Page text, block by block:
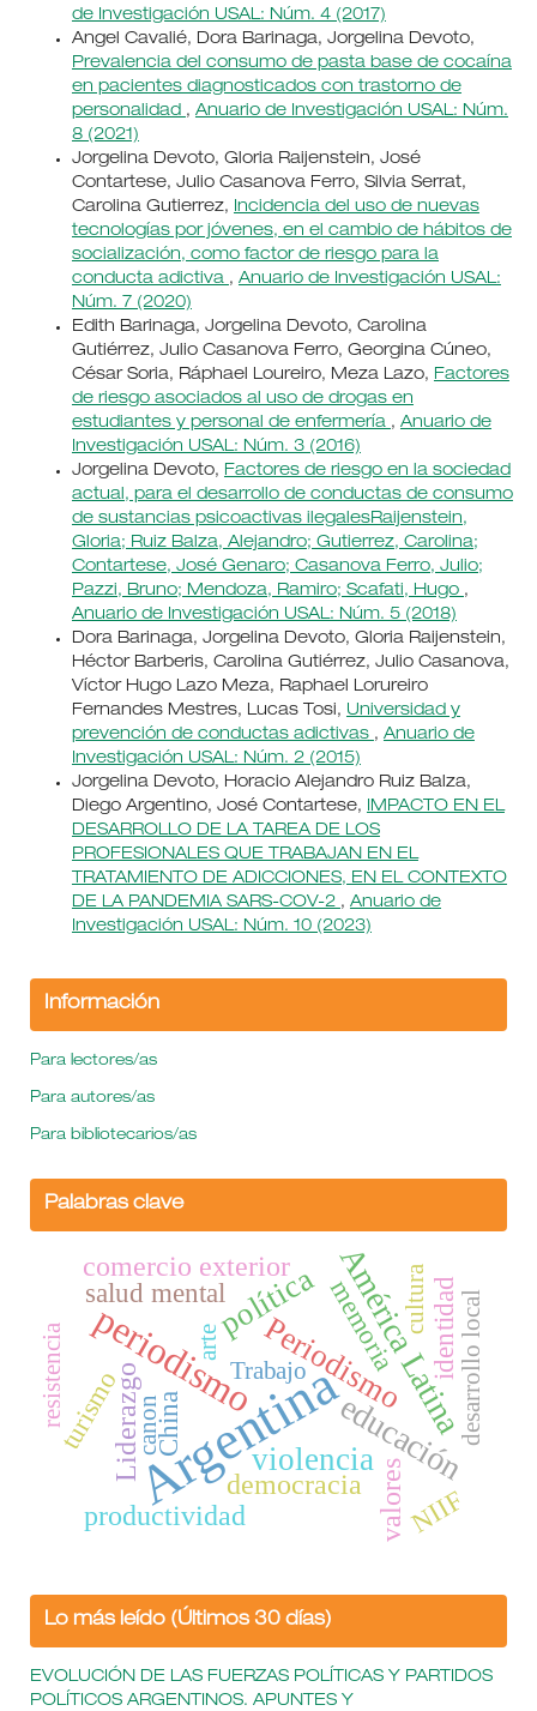
de Investigación USAL: Núm. 4 (2017)
Angel Cavalié, Dora Barinaga, Jorgelina Devoto,
Prevalencia del consumo de pasta base de cocaína
en pacientes diagnosticados con trastorno de
personalidad , Anuario de Investigación USAL: Núm.
8 (2021)
Jorgelina Devoto, Gloria Raijenstein, José
Contartese, Julio Casanova Ferro, Silvia Serrat,
Carolina Gutierrez, Incidencia del uso de nuevas
tecnologías por jóvenes, en el cambio de hábitos de
socialización, como factor de riesgo para la
conducta adictiva , Anuario de Investigación USAL:
Núm. 7 (2020)
Edith Barinaga, Jorgelina Devoto, Carolina
Gutiérrez, Julio Casanova Ferro, Georgina Cúneo,
César Soria, Ráphael Loureiro, Meza Lazo, Factores
de riesgo asociados al uso de drogas en
estudiantes y personal de enfermería , Anuario de
Investigación USAL: Núm. 3 (2016)
Jorgelina Devoto, Factores de riesgo en la sociedad
actual, para el desarrollo de conductas de consumo
de sustancias psicoactivas ilegalesRaijenstein,
Gloria; Ruiz Balza, Alejandro; Gutierrez, Carolina;
Contartese, José Genaro; Casanova Ferro, Julio;
Pazzi, Bruno; Mendoza, Ramiro; Scafati, Hugo ,
Anuario de Investigación USAL: Núm. 5 (2018)
Dora Barinaga, Jorgelina Devoto, Gloria Raijenstein,
Héctor Barberis, Carolina Gutiérrez, Julio Casanova,
Víctor Hugo Lazo Meza, Raphael Lorureiro
Fernandes Mestres, Lucas Tosi, Universidad y
prevención de conductas adictivas , Anuario de
Investigación USAL: Núm. 2 (2015)
Jorgelina Devoto, Horacio Alejandro Ruiz Balza,
Diego Argentino, José Contartese,
IMPACTO EN EL
DESARROLLO DE LA TAREA DE LOS
PROFESIONALES QUE TRABAJAN EN EL
TRATAMIENTO DE ADICCIONES, EN EL CONTEXTO
DE LA PANDEMIA SARS-COV-2 , Anuario de
Investigación USAL: Núm. 10 (2023)
Información
Para lectores/as
Para autores/as
Para bibliotecarios/as
Palabras clave
Argentina
periodismo
educación
América Latina
Periodismo
política
violencia
Liderazgo
valores
comercio exterior
democracia
productividad
China
salud mental memoria
turismo
identidad
NIIF
desarrollo local
canon
resistencia Trabajo
arte
cultura
Lo más leído (Últimos 30 días)
EVOLUCIÓN DE LAS FUERZAS POLÍTICAS Y PARTIDOS
POLÍTICOS ARGENTINOS. APUNTES Y